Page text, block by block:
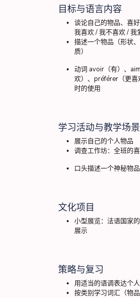
目标与语言内容
谈论自己的物品、喜好
我喜欢 / 我不喜欢 / 我
描述一个物品（形状
质）
动词 avoir（有）、
欢）、préférer（更喜
时的使用
学习活动与教学场景
展示自己的个人物品
调查工作坊：全班的
口头描述一个神秘物品
文化项目
小型展览：法语国家
展示
策略与复习
用适当的语调表达个
按类别学习词汇（物品